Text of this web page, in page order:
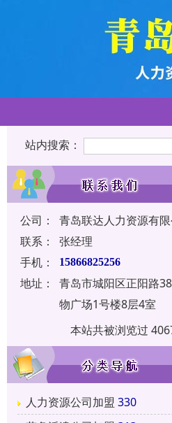
站内搜索：
公司：
青岛联达人力资源有
联系：
张经理
手机：
15866825256
地址：
青岛市城阳区正阳路
物广场1号楼8层4室
本站共被浏览过
人力资源公司加盟 330